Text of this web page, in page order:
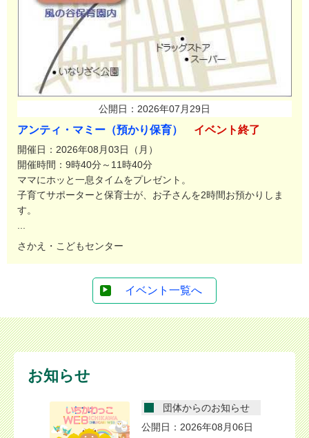
公開日：2026年07月29日
アンティ・マミー（預かり保育） イベント終了
開催日：2026年08月03日（月）
開催時間：9時40分～11時40分
ママにホッと一息タイムをプレゼント。
子育てサポーターと保育士が、お子さんを2時間お預かりしま
す。
...
さかえ・こどもセンター
イベント一覧へ
お知らせ
知らせ
月31日
団体からのお知らせ
公開日：2026年08月06日